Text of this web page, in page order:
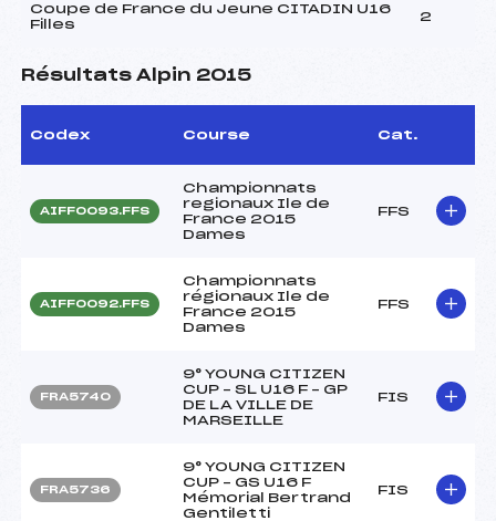
Coupe de France du Jeune CITADIN U16
Filles
2
Résultats Alpin 2015
Codex Course Cat.
AIFF0093.FFS
Championnats
regionaux Ile de
France 2015
Dames
FFS
AIFF0092.FFS
Championnats
régionaux Ile de
France 2015
Dames
FFS
FRA5740
9° YOUNG CITIZEN
CUP – SL U16 F – GP
DE LA VILLE DE
MARSEILLE
FIS
FRA5736
9° YOUNG CITIZEN
CUP – GS U16 F
Mémorial Bertrand
Gentiletti
FIS